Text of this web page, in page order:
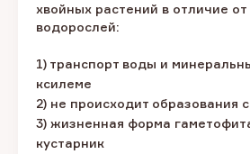
хвойных растений в отличие
водорослей:
1) транспорт воды и
ксилеме
2) не происходит образования
3) жизненная форма
кустарник